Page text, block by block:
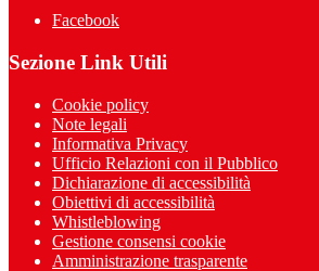
Facebook
Sezione Link Utili
Cookie policy
Note legali
Informativa Privacy
Ufficio Relazioni con il Pubblico
Dichiarazione di accessibilità
Obiettivi di accessibilità
Whistleblowing
Gestione consensi cookie
Amministrazione trasparente